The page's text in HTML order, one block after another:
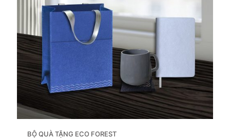
BỘ QUÀ TẶNG ECO FOREST